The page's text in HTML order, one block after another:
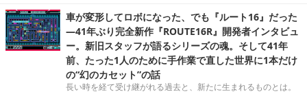
車が変形してロボになった、でも『ルート16』だった
―41年ぶり完全新作『ROUTE16R』開発者インタビュ
ー。新旧スタッフが語るシリーズの魂。そして41年
前、たった1人のために手作業で直した世界に1本だけ
の“幻のカセット”の話
長い時を経て受け継がれる過去と、新たに生まれるものとは。